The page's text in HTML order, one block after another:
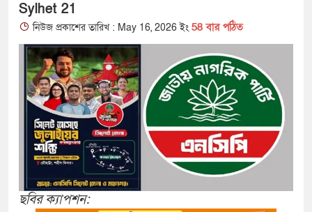
Sylhet 21
নিউজ প্রকাশের তারিখ : May 16, 2026 ইং 58 বার পঠিত
ছবির ক্যাপশন: